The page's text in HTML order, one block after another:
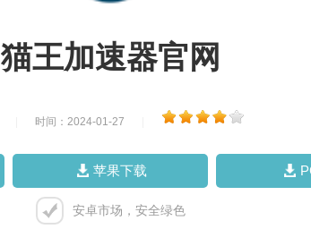
猫王加速器官网
时间：2024-01-27
苹果下载
安卓市场，安全绿色